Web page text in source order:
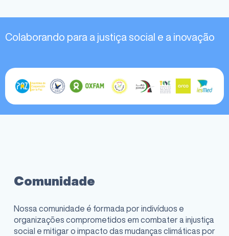
Colaborando para a justiça social e a inovação
Comunidade
Nossa comunidade é formada por indivíduos e
organizações comprometidos em combater a injustiça
social e mitigar o impacto das mudanças climáticas por